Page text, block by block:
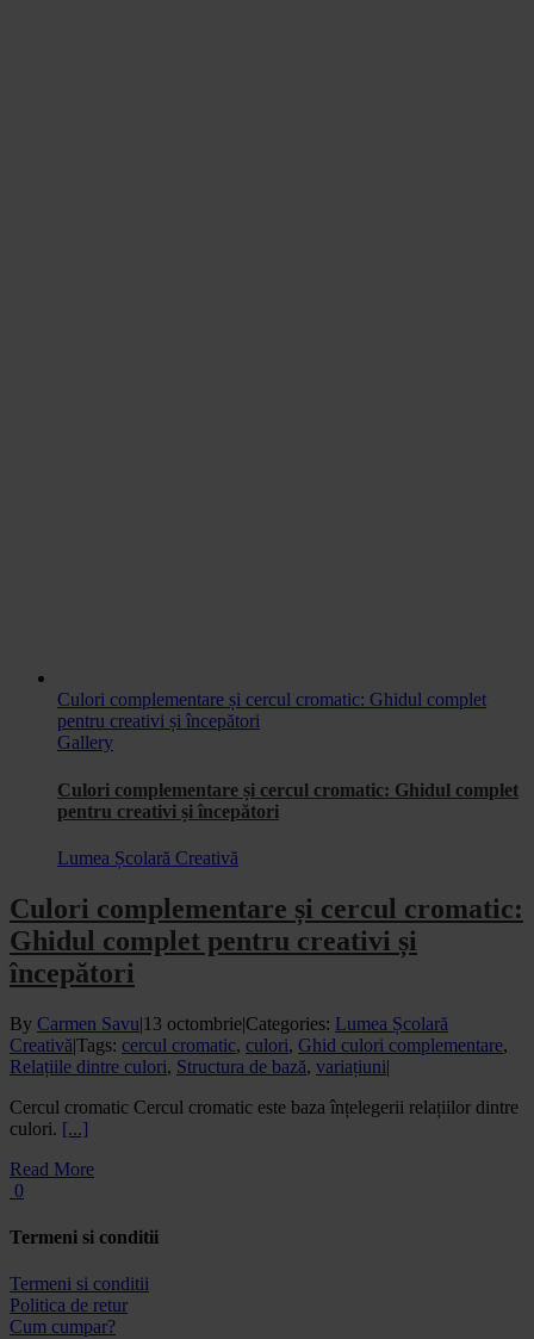
Culori complementare și cercul cromatic: Ghidul complet
pentru creativi și începători
Gallery
Culori complementare și cercul cromatic: Ghidul complet
pentru creativi și începători
Lumea Școlară Creativă
Culori complementare și cercul cromatic:
Ghidul complet pentru creativi și
începători
By Carmen Savu|13 octombrie|Categories: Lumea Școlară
Creativă|Tags: cercul cromatic, culori, Ghid culori complementare,
Relațiile dintre culori, Structura de bază, variațiuni|
Cercul cromatic Cercul cromatic este baza înțelegerii relațiilor dintre
culori. [...]
Read More
0
Termeni si conditii
Termeni si conditii
Politica de retur
Cum cumpar?